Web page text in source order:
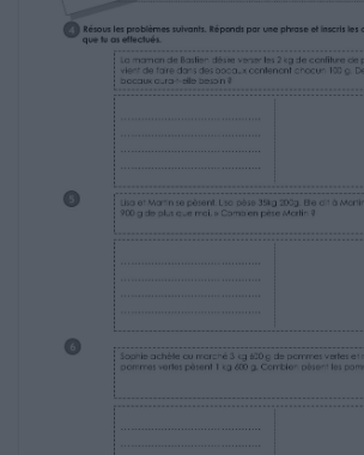
de 2 kg 500g, sa lampe de poche de
son sac de couchage de
900 g. Quel poids devra-t-il porter ?
……………………………………
……………………………………
……………………………………
……………………………………
http://www.i-profs.fr
 Résoudre des problèmes mettant
Nom : …………………………….